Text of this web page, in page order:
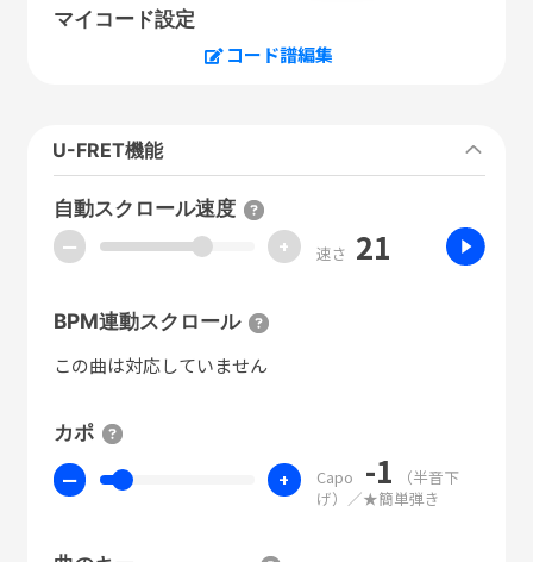
マイコード設定
コード譜編集
U-FRET機能
自動スクロール速度
ー + 速さ 21
BPM連動スクロール
この曲は対応していません
カポ
ー + Capo -1
（半音下
げ）／★簡単弾き